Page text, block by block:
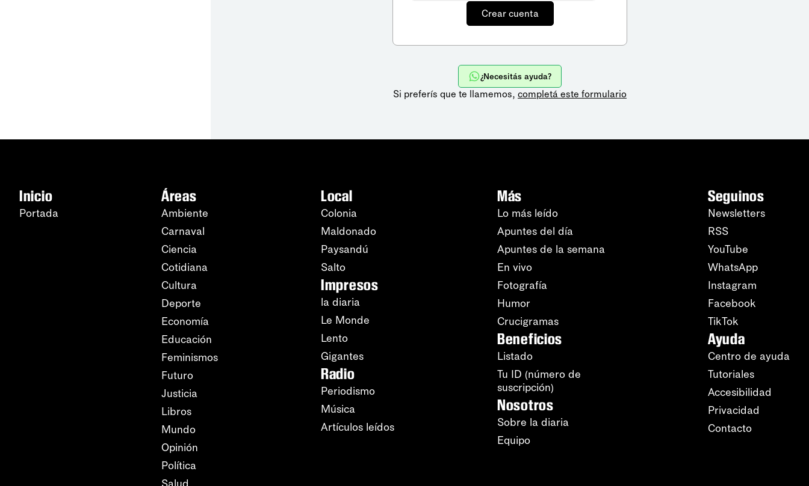
¿Necesitás ayuda?
Si preferís que te llamemos, completá este formulario
Inicio
Portada
Áreas
Ambiente
Carnaval
Ciencia
Cotidiana
Cultura
Deporte
Economía
Educación
Feminismos
Futuro
Justicia
Libros
Mundo
Opinión
Política
Local
Colonia
Maldonado
Paysandú
Salto
Impresos
la diaria
Le Monde
Lento
Gigantes
Radio
Periodismo
Música
Artículos leídos
Más
Lo más leído
Apuntes del día
Apuntes de la semana
En vivo
Fotografía
Humor
Crucigramas
Beneficios
Listado
Tu ID (número de
suscripción)
Nosotros
Sobre la diaria
Equipo
Seguinos
Newsletters
RSS
YouTube
WhatsApp
Instagram
Facebook
TikTok
Ayuda
Centro de ayuda
Tutoriales
Accesibilidad
Privacidad
Contacto